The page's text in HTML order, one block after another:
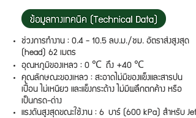
ช่วงการทำงาน : 0.4 - 10.5 ลบ.ม./ชม. อัตราส่งสูงสุด
(head) 62 เมตร
อุณหภูมิของเหลว : 0 ℃ ถึง +40 ℃
คุณลักษณะของเหลว : สะอาดไม่มีของแข็งและสารปน
เปื้อน ไม่เหนียว และแข็งกระด้าง ไม่มีผลึกตกค้าง หรือ
เป็นกรด-ด่าง
แรงดันสูงสุดขณะใช้งาน : 6 บาร์ (600 kPa) สำหรับ Jet